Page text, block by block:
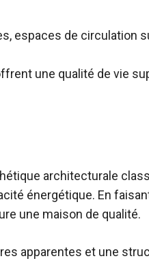
espaces de circulation
une qualité de vie
architecturale
énergétique. En
une maison de qualité.
apparentes et une